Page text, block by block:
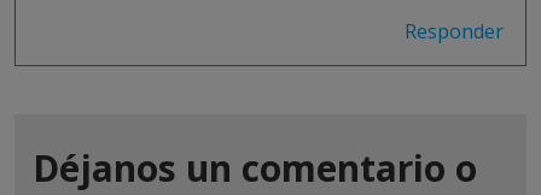
Responder
Déjanos un comentario o